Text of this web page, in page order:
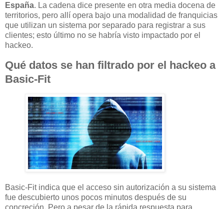
España. La cadena dice presente en otra media docena de
territorios, pero allí opera bajo una modalidad de franquicias
que utilizan un sistema por separado para registrar a sus
clientes; esto último no se habría visto impactado por el
hackeo.
Qué datos se han filtrado por el hackeo a
Basic-Fit
Basic-Fit indica que el acceso sin autorización a su sistema
fue descubierto unos pocos minutos después de su